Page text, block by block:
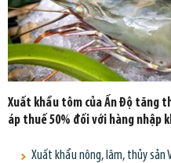
Xuất khẩu tôm của Ấn Độ tăng
áp thuế 50% đối với hàng nhập
Xuất khẩu nông, lâm, thủy sản